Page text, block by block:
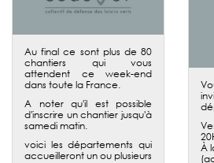
À
Au final ce sont plus de 80
chantiers qui vous
attendent ce week-end
dans toute la France.
A noter qu'il est possible
d'inscrire un chantier jusqu'à
samedi matin.
voici les départements qui
accueilleront un ou plusieurs